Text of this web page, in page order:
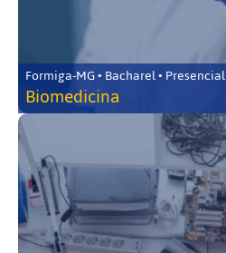
Formiga-MG • Bacharel • Presencial
Biomedicina